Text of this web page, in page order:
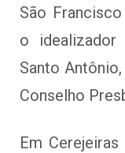
São
o idealizador
Santo
Conselho
Em